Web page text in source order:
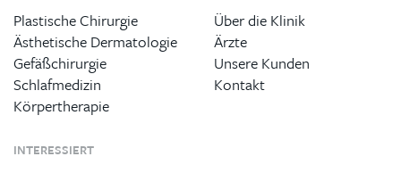
Plastische Chirurgie
Ästhetische Dermatologie
Gefäßchirurgie
Schlafmedizin
Körpertherapie
Über die Klinik
Ärzte
Unsere Kunden
Kontakt
INTERESSIERT